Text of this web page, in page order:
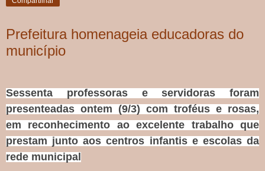
Prefeitura homenageia educadoras do
município
Sessenta professoras e servidoras foram
presenteadas ontem (9/3) com troféus e rosas,
em reconhecimento ao excelente trabalho que
prestam junto aos centros infantis e escolas da
rede municipal